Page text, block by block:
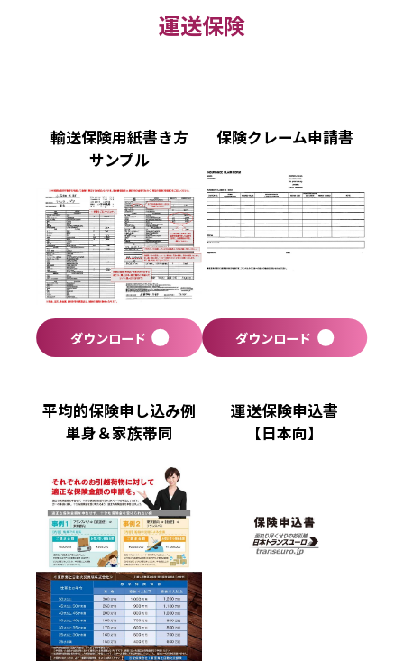
運送保険
輸送保険用紙書き方
サンプル
ダウンロード
保険クレーム申請書
ダウンロード
平均的保険申し込み例
単身＆家族帯同
運送保険申込書
【日本向】